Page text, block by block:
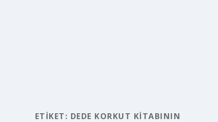
ETIKET: DEDE KORKUT KITABININ